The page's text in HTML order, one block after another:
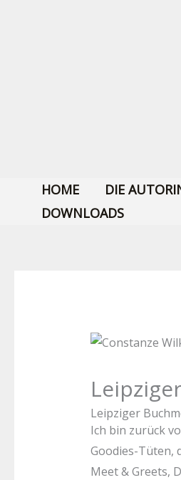
HOME DIE
DOWNLOADS
Leipziger
Ich bin zurück
Goodies-Tüten,
Meet & Greets,